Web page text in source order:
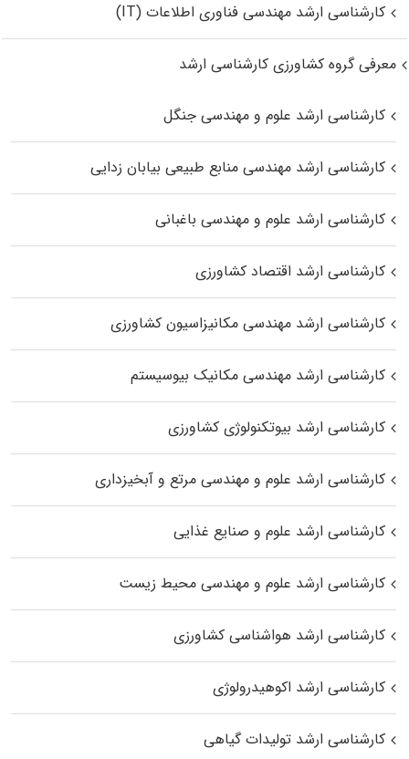
کارشناسی ارشد مهندسی فناوری اطلاعات (IT)
معرفی گروه کشاورزی کارشناسی ارشد
کارشناسی ارشد علوم و مهندسی جنگل
کارشناسی ارشد مهندسی منابع طبیعی بیابان زدایی
کارشناسی ارشد علوم و مهندسی باغبانی
کارشناسی ارشد اقتصاد کشاورزی
کارشناسی ارشد مهندسی مکانیزاسیون کشاورزی
کارشناسی ارشد مهندسی مکانیک بیوسیستم
کارشناسی ارشد بیوتکنولوژی کشاورزی
کارشناسی ارشد علوم و مهندسی مرتع و آبخیزداری
کارشناسی ارشد علوم و صنایع غذایی
کارشناسی ارشد علوم و مهندسی محیط زیست
کارشناسی ارشد هواشناسی کشاورزی
کارشناسی ارشد اکوهیدرولوژی
کارشناسی ارشد تولیدات گیاهی